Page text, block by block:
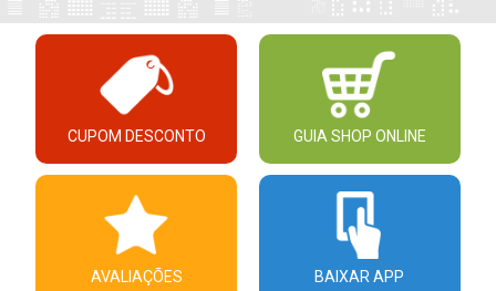
CUPOM DESCONTO GUIA SHOP ONLINE
AVALIAÇÕES BAIXAR APP